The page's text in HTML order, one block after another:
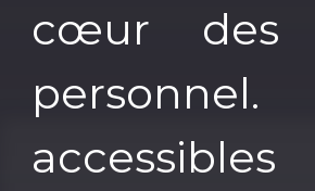
cœur des